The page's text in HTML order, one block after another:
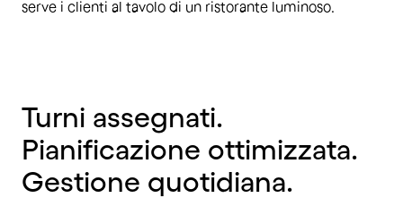
Turni assegnati.
Pianificazione ottimizzata.
Gestione quotidiana.